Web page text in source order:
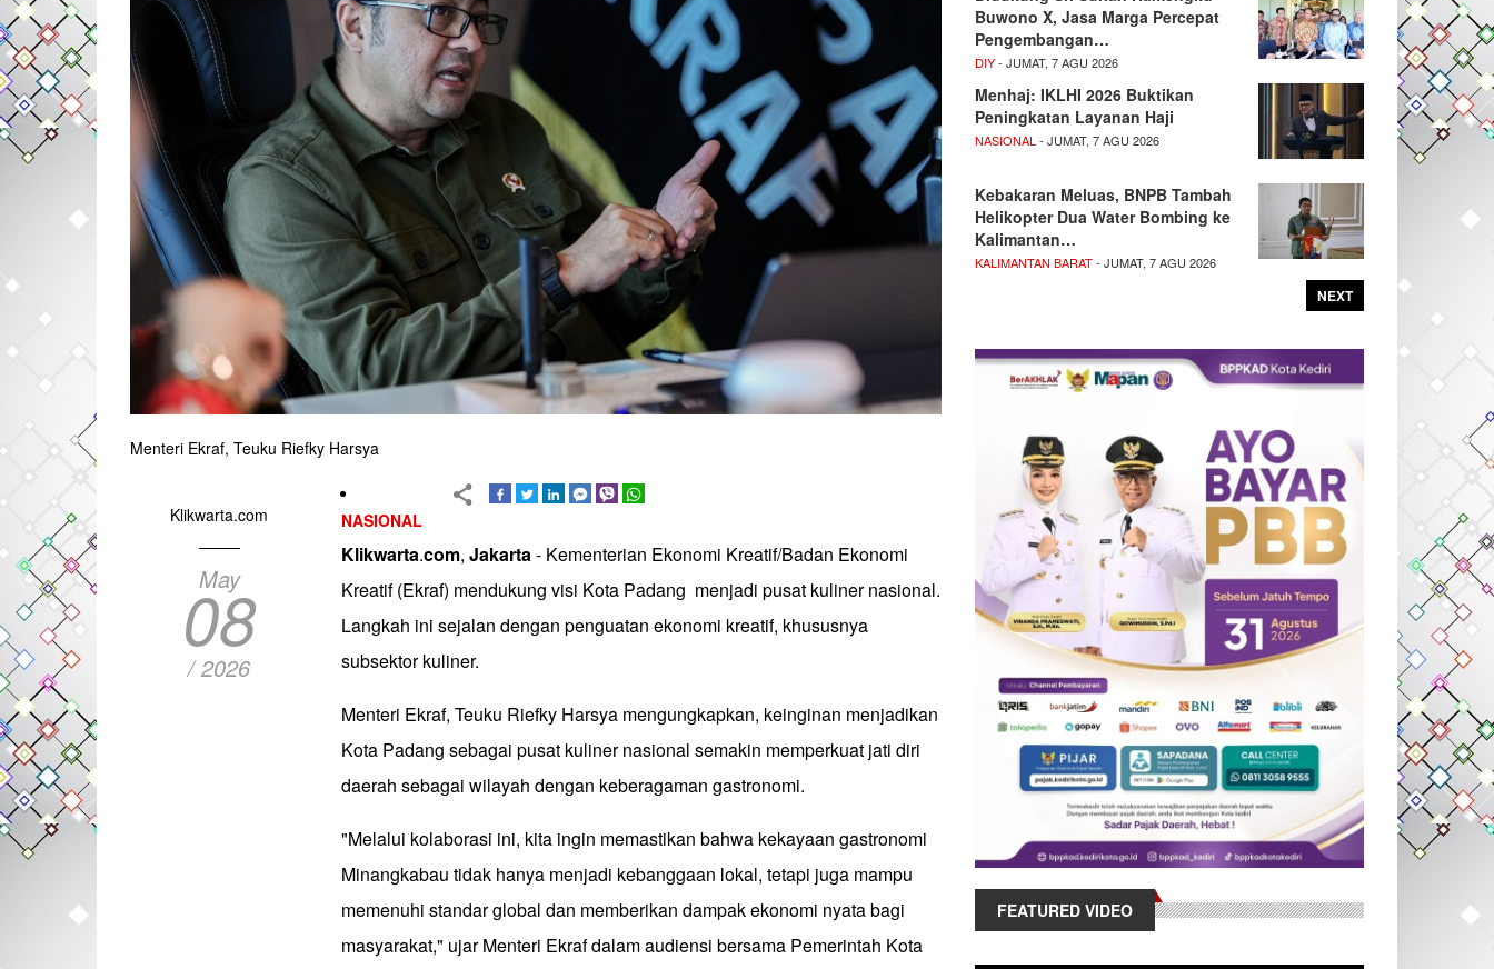
Menteri Ekraf, Teuku Riefky Harsya
Klikwarta.com
May
08
/ 2026
NASIONAL
Klikwarta.com, Jakarta- Kementerian Ekonomi Kreatif/Badan Ekonomi
Kreatif (Ekraf) mendukung visi Kota Padang menjadi pusat kuliner nasional.
Langkah ini sejalan dengan penguatan ekonomi kreatif, khususnya
subsektor kuliner.
Menteri Ekraf, Teuku Riefky Harsya mengungkapkan, keinginan menjadikan
Kota Padang sebagai pusat kuliner nasional semakin memperkuat jati diri
daerah sebagai wilayah dengan keberagaman gastronomi.
"Melalui kolaborasi ini, kita ingin memastikan bahwa kekayaan gastronomi
Minangkabau tidak hanya menjadi kebanggaan lokal, tetapi juga mampu
memenuhi standar global dan memberikan dampak ekonomi nyata bagi
masyarakat," ujar Menteri Ekraf dalam audiensi bersama Pemerintah Kota
Buwono X, Jasa Marga Percepat
Pengembangan…
DIY- JUMAT, 7 AGU 2026
Menhaj: IKLHI 2026 Buktikan
Peningkatan Layanan Haji
NASIONAL - JUMAT, 7 AGU 2026
Kebakaran Meluas, BNPB Tambah
Helikopter Dua Water Bombing ke
Kalimantan…
KALIMANTAN BARAT- JUMAT, 7 AGU 2026
NEXT
FEATURED VIDEO